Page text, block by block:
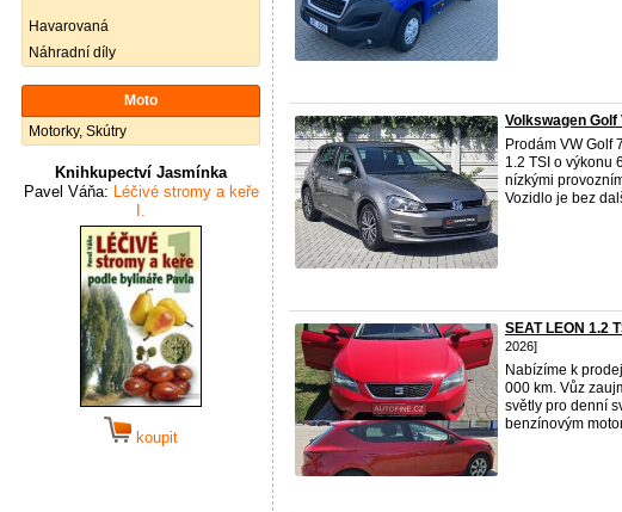
Havarovaná
Náhradní díly
Moto
Motorky, Skútry
Knihkupectví Jasmínka
Pavel Váňa: Léčivé stromy a keře
I.
koupit
Volkswagen Golf
Prodám VW Golf
1.2 TSI o výkonu
nízkými
Vozidlo je bez
SEAT LEON 1.2
2026]
Nabízíme k
000 km. Vůz
světly pro denní
benzínovým